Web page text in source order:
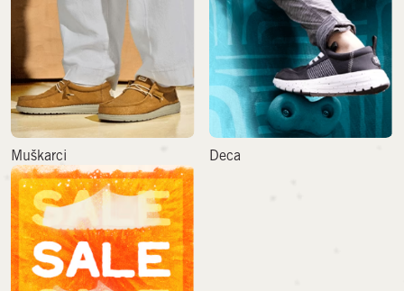
Muškarci Deca